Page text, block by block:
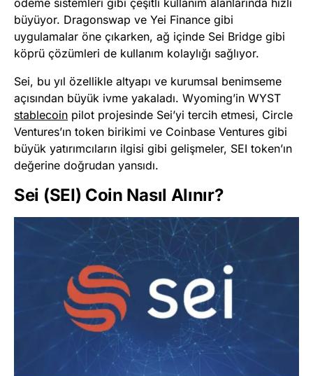
ödeme sistemleri gibi çeşitli kullanım alanlarında hızlı
büyüyor. Dragonswap ve Yei Finance gibi
uygulamalar öne çıkarken, ağ içinde Sei Bridge gibi
köprü çözümleri de kullanım kolaylığı sağlıyor.
Sei, bu yıl özellikle altyapı ve kurumsal benimseme
açısından büyük ivme yakaladı. Wyoming’in WYST
stablecoin pilot projesinde Sei’yi tercih etmesi, Circle
Ventures’ın token birikimi ve Coinbase Ventures gibi
büyük yatırımcıların ilgisi gibi gelişmeler, SEI token’ın
değerine doğrudan yansıdı.
Sei (SEI) Coin Nasıl Alınır?